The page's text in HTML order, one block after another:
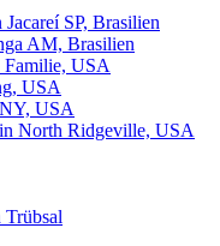
SP, Brasilien
AM, Brasilien
Familie, USA
USA
USA
North Ridgeville, USA